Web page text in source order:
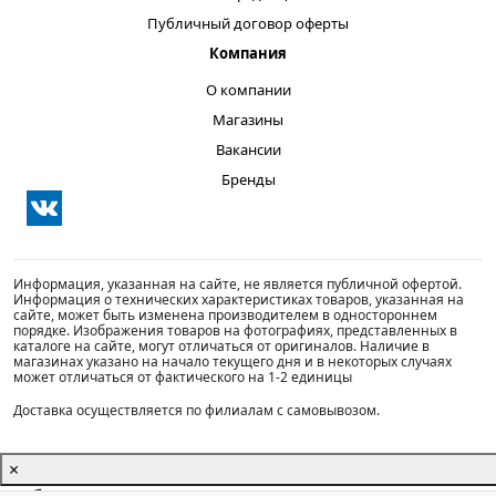
Публичный договор оферты
Компания
О компании
Магазины
Вакансии
Бренды
Информация, указанная на сайте, не является публичной офертой.
Информация о технических характеристиках товаров, указанная на
сайте, может быть изменена производителем в одностороннем
порядке. Изображения товаров на фотографиях, представленных в
каталоге на сайте, могут отличаться от оригиналов. Наличие в
магазинах указано на начало текущего дня и в некоторых случаях
может отличаться от фактического на 1-2 единицы
Доставка осуществляется по филиалам с самовывозом.
×